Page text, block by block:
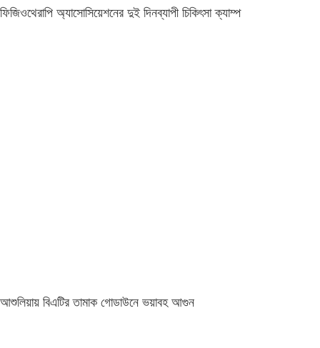
ফিজিওথেরাপি অ্যাসোসিয়েশনের দুই দিনব্যাপী চিকিৎসা ক্যাম্প
আশুলিয়ায় বিএটির তামাক গোডাউনে ভয়াবহ আগুন